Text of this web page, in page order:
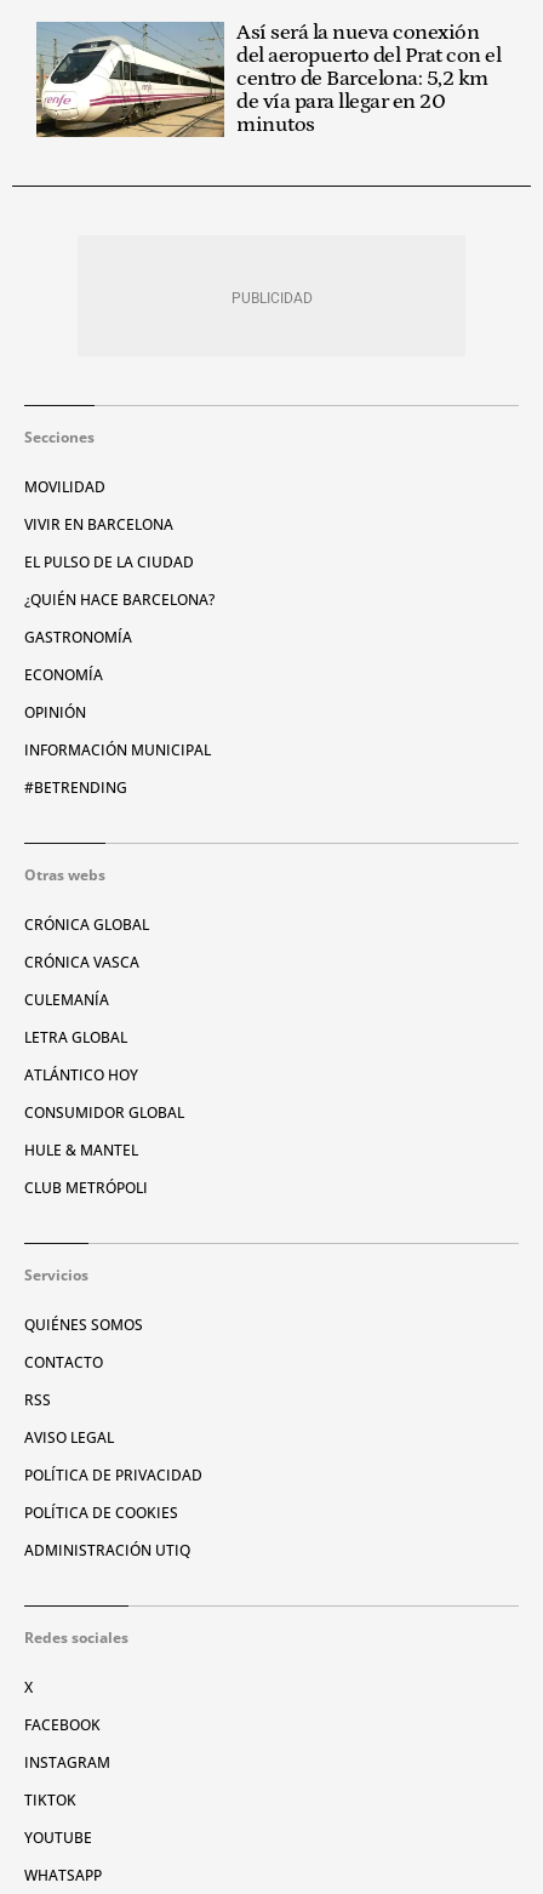
Así será la nueva conexión
del aeropuerto del Prat con el
centro de Barcelona: 5,2 km
de vía para llegar en 20
minutos
Secciones
MOVILIDAD
VIVIR EN BARCELONA
EL PULSO DE LA CIUDAD
¿QUIÉN HACE BARCELONA?
GASTRONOMÍA
ECONOMÍA
OPINIÓN
INFORMACIÓN MUNICIPAL
#BETRENDING
Otras webs
CRÓNICA GLOBAL
CRÓNICA VASCA
CULEMANÍA
LETRA GLOBAL
ATLÁNTICO HOY
CONSUMIDOR GLOBAL
HULE & MANTEL
CLUB METRÓPOLI
Servicios
QUIÉNES SOMOS
CONTACTO
RSS
AVISO LEGAL
POLÍTICA DE PRIVACIDAD
POLÍTICA DE COOKIES
ADMINISTRACIÓN UTIQ
Redes sociales
X
FACEBOOK
INSTAGRAM
TIKTOK
YOUTUBE
WHATSAPP